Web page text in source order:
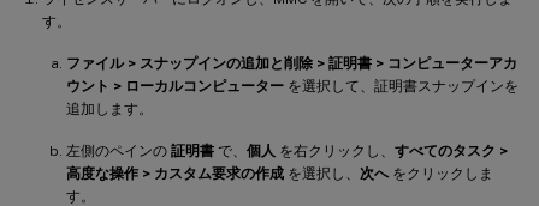
す。
ファイル > スナップインの追加と削除 > 証明書 > コンピューターアカ
ウント > ローカルコンピューター を選択して、証明書スナップインを
追加します。
左側のペインの 証明書 で、 個人 を右クリックし、 すべてのタスク >
高度な操作 > カスタム要求の作成 を選択し、 次へ をクリックしま
す。